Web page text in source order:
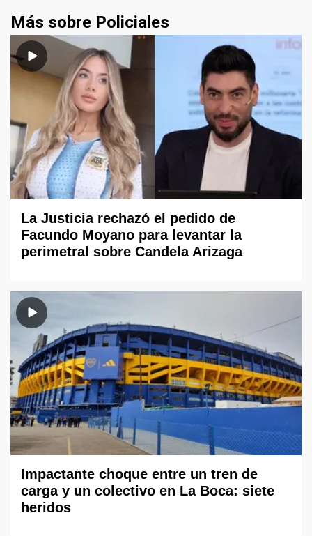
Más sobre Policiales
La Justicia rechazó el pedido de
Facundo Moyano para levantar la
perimetral sobre Candela Arizaga
Impactante choque entre un tren de
carga y un colectivo en La Boca: siete
heridos